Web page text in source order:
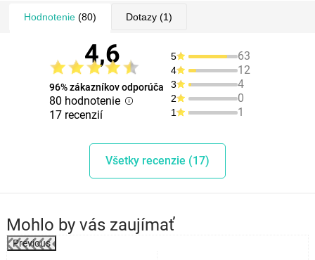
Hodnotenie(80) Dotazy(1)
4,6
96% zákazníkov odporúča
80 hodnotenie
17 recenzií
5 63
4 12
3 4
2 0
1 1
Všetky recenzie (17)
Mohlo by vás zaujímať
Previous